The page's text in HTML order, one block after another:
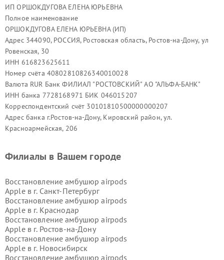
ИП ОРШОКДУГОВА ЕЛЕНА ЮРЬЕВНА
Полное наименование
ОРШОКДУГОВА ЕЛЕНА ЮРЬЕВНА (ИП)
Адрес 344090, РОССИЯ, Ростовская область, Ростов-на-Дону, ул
Ровенская, 30
ИНН 616823625611
Номер счёта 40802810826340010028
Валюта RUR Банк ФИЛИАЛ "РОСТОВСКИЙ" АО "АЛЬФА-БАНК"
ИНН банка 7728168971 БИК 046015207
Корреспондентский счёт 30101810500000000207
Адрес банка г.Ростов-на-Дону, Кировский район, ул.
Красноармейская, 206
Филиалы в Вашем городе
Восстановление амбушюр airpods
Apple в г. Санкт-Петербург
Восстановление амбушюр airpods
Apple в г. Краснодар
Восстановление амбушюр airpods
Apple в г. Ростов-на-Дону
Восстановление амбушюр airpods
Apple в г. Новосибирск
Восстановление амбушюр airpods